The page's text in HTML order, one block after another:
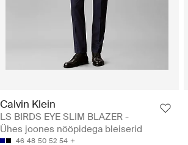
Calvin Klein
LS BIRDS EYE SLIM BLAZER -
Ühes joones nööpidega bleiserid
46 48 50 52 54